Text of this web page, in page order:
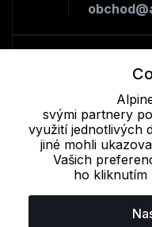
Online
+420
Cookie - podrobné
svými partnery
využití jednotlivých
jiné mohli
Vašich
ho kliknutím